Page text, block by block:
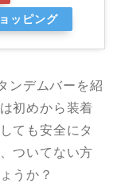
ッピング
ンデムバーを紹
初めから装着
ても安全にタ
ついてない方
うか？